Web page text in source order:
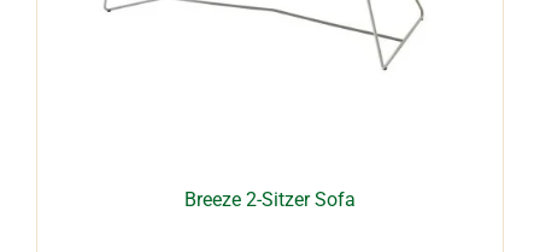
Breeze 2-Sitzer Sofa